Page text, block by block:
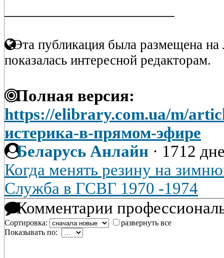
Эта публикация была размещена на
показалась интересной редакторам.
Полная версия:
https://elibrary.com.ua/m/
истерика-в-прямом-эфире
Беларусь Анлайн · 1712
Когда менять резину на
Служба в ГСВГ 1970 -1974
Комментарии
Сортировка:
развернуть все
Показывать по: